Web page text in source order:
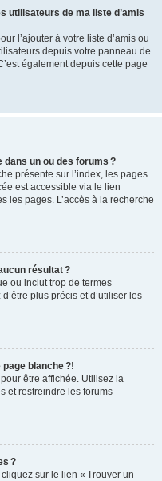
utilisateurs de ma liste d’amis
l’ajouter à votre liste d’amis ou
depuis votre panneau de
également depuis cette page
un ou des forums ?
présente sur l’index, les pages
est accessible via le lien
les pages. L’accès à la recherche
résultat ?
ou inclut trop de termes
plus précis et d’utiliser les
blanche ?!
être affichée. Utilisez la
et restreindre les forums
?
sur le lien « Trouver un